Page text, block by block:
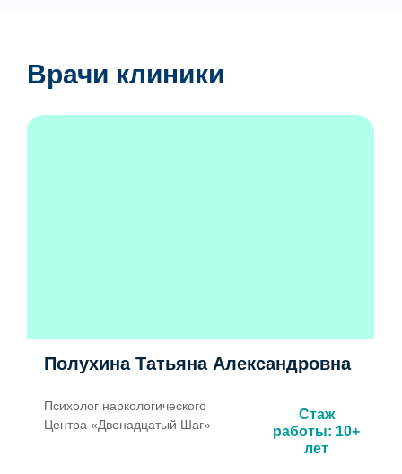
Врачи клиники
Полухина Татьяна Александровна
Психолог наркологического
Центра «Двенадцатый Шаг»
Стаж
работы: 10+
лет